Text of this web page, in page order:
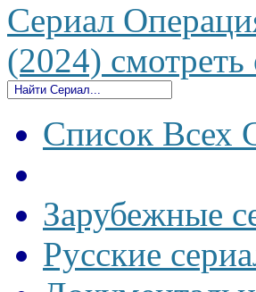
Сериал
(2024) смотреть
Список Всех
Зарубежные
Русские